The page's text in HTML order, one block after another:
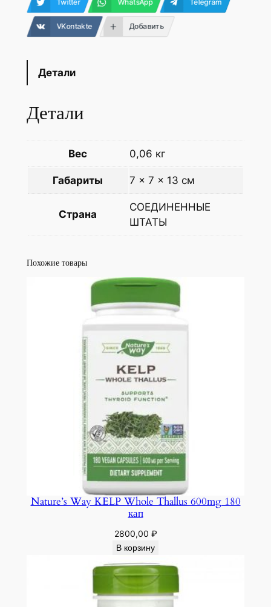
Twitter WhatsApp Telegram
VKontakte Добавить
Детали
Детали
Вес 0,06 кг
Габариты 7 × 7 × 13 см
Страна
СОЕДИНЕННЫЕ
ШТАТЫ
Похожие товары
Nature’s Way KELP Whole Thallus 600mg 180
кап
2800,00 ₽
В корзину